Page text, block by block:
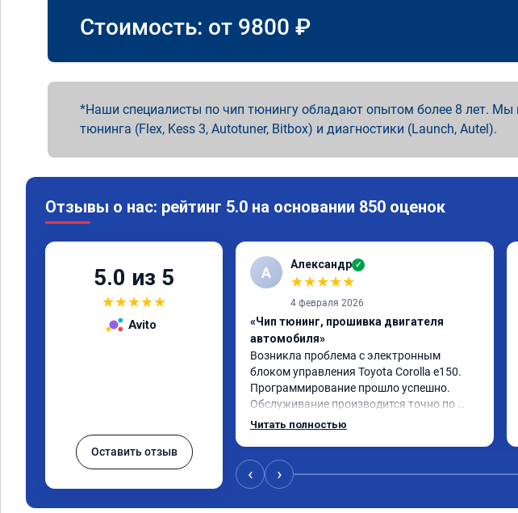
Стоимость: от 9800 ₽
Наши специалисты по чип тюнингу обладают опытом более 8 лет.
тюнинга (Flex, Kess 3, Autotuner, Bitbox) и диагностики (Launch, Autel).
Отзывы о нас: рейтинг 5.0 на основании 850 оценок
5.0 из 5
★★★★★
Avito
Оставить отзыв
А Александр ✓
★★★★★
4 февраля 2026
«Чип тюнинг, прошивка двигателя
автомобиля»
Возникла проблема с электронным
блоком управления Toyota Corolla e150.
Программирование прошло успешно.
Обслуживание производится точно по
времени записи, без задержек. Работой
Читать полностью
‹ ›